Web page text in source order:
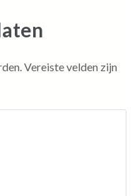
Vereiste velden zijn